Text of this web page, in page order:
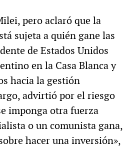
pero aclaró que la
sujeta a quién gane las
de Estados Unidos
en la Casa Blanca y
hacia la gestión
advirtió por el riesgo
imponga otra fuerza
o un comunista gana,
hacer una inversión»,